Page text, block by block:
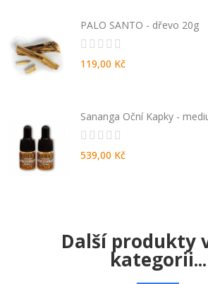
PALO SANTO - dřevo 20g
119,00 Kč
Sananga Oční Kapky -
539,00 Kč
Další produkty
kategorii...